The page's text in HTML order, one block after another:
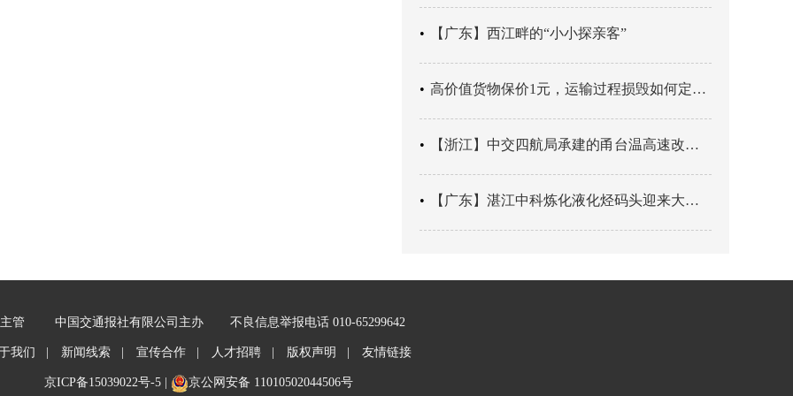
【广东】西江畔的“小小探亲客”
高价值货物保价1元，运输过程损毁如何定责？
【浙江】中交四航局承建的甬台温高速改扩建工程台州南段TJ06标段恢复双向通行
【广东】湛江中科炼化液化烃码头迎来大型外贸液化气船首靠
管 中国交通报社有限公司主办 不良信息举报电话 010-65299642
我们 | 新闻线索 | 宣传合作 | 人才招聘 | 版权声明 | 友情链接
京ICP备15039022号-5| 京公网安备 11010502044506号